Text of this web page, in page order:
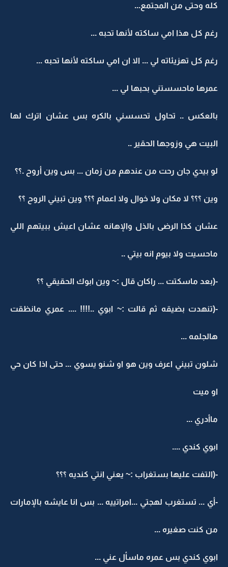
كله وحتى من المجتمع...
رغم كل هذا امي ساكته لأنها تحبه ...
رغم كل تهزيئاته لي ... الا ان امي ساكته لأنها تحبه ...
عمرها ماحسستني بحبها لي ...
بالعكس .. تحاول تحسسني بالكره بس عشان اترك لها
البيت هي وزوجها الحقير ..
لو بيدي جان رحت من عندهم من زمان ... بس وين أروح .؟؟
وين ؟؟؟ لا مكان ولا خوال ولا اعمام ؟؟؟ وين تبيني الروح ؟؟
عشان كذا الرضى بالذل والإهانه عشان اعيش ببيتهم اللي
ماحسيت ولا بيوم انه بيتي ..
-(بعد ماسكتت ... راكان قال :~ وين ابوك الحقيقي ؟؟
-(تنهدت بضيقه ثم قالت :~ ابوي ..!!!! .... عمري مانظقت
هالجلمه ...
شلون تبيني اعرف وين هو او شنو يسوي ... حتى اذا كان حي
او ميت
ماأدري ...
ابوي كندي ....
-(التفت عليها بستغراب :~ يعني انتي كنديه ؟؟؟
-أي ... تستغرب لهجتي ...امراتييه ... بس انا عايشه بالإمارات
من كنت صغيره ...
ابوي كندي بس عمره ماسأل عني ...